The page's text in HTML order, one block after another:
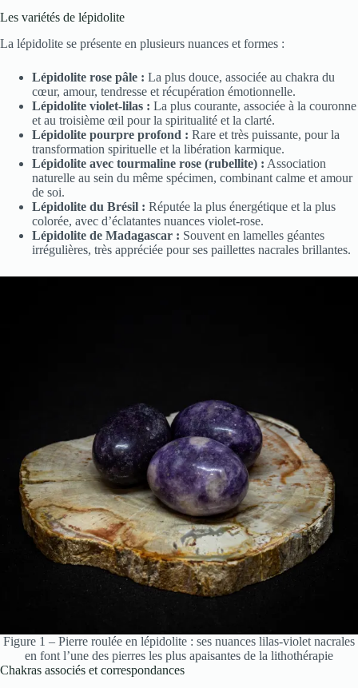
Les variétés de lépidolite
La lépidolite se présente en plusieurs nuances et formes :
Lépidolite rose pâle : La plus douce, associée au chakra du
cœur, amour, tendresse et récupération émotionnelle.
Lépidolite violet-lilas : La plus courante, associée à la couronne
et au troisième œil pour la spiritualité et la clarté.
Lépidolite pourpre profond : Rare et très puissante, pour la
transformation spirituelle et la libération karmique.
Lépidolite avec tourmaline rose (rubellite) : Association
naturelle au sein du même spécimen, combinant calme et amour
de soi.
Lépidolite du Brésil : Réputée la plus énergétique et la plus
colorée, avec d’éclatantes nuances violet-rose.
Lépidolite de Madagascar : Souvent en lamelles géantes
irrégulières, très appréciée pour ses paillettes nacrales brillantes.
Figure 1 – Pierre roulée en lépidolite : ses nuances lilas-violet nacrales
en font l’une des pierres les plus apaisantes de la lithothérapie
Chakras associés et correspondances